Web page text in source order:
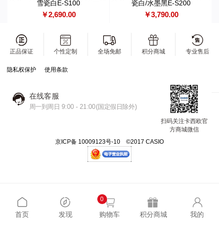
雪瓷白E-S100
￥2,690.00
瓷白/水墨黑E-S200
￥3,790.00
正品保证 个性定制 全场免邮 积分商城 专业售后
隐私权保护 使用条款
在线客服
周一到周日 9:00 - 21:00(国定假日除外)
扫码关注卡西欧官
方商城微信
京ICP备 10009123号-10 ©2017 CASIO
首页 发现
0
购物车 积分商城 我的